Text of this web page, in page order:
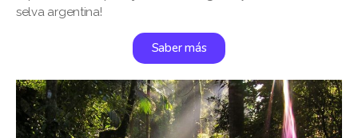
selva argentina!
Saber más